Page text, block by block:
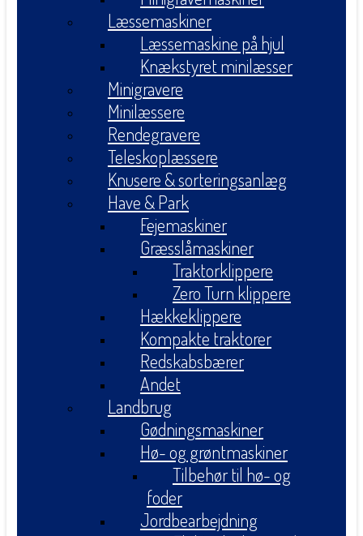
Læssemaskiner
Læssemaskine på hjul
Knækstyret minilæsser
Minigravere
Minilæssere
Rendegravere
Teleskoplæssere
Knusere & sorteringsanlæg
Have & Park
Fejemaskiner
Græsslåmaskiner
Traktorklippere
Zero Turn klippere
Hækkeklippere
Kompakte traktorer
Redskabsbærer
Andet
Landbrug
Gødningsmaskiner
Hø- og grøntmaskiner
Tilbehør til hø- og
foder
Jordbearbejdning